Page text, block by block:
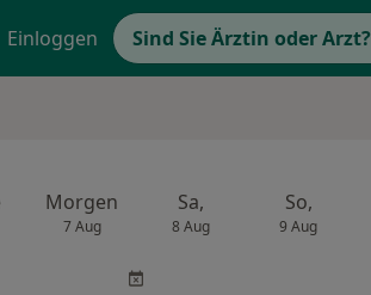
Einloggen Sind Sie Ärztin oder Arzt?
Morgen
7 Aug
Sa,
8 Aug
So,
9 Aug